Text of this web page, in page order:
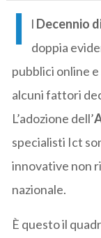
I l Decennio
doppia
pubblici online e
alcuni fattori
L’adozione dell’
specialisti Ict
innovative non
nazionale.
È questo il